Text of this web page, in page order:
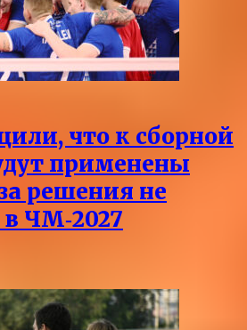
что к сборной
применены
решения не
в ЧМ‑2027